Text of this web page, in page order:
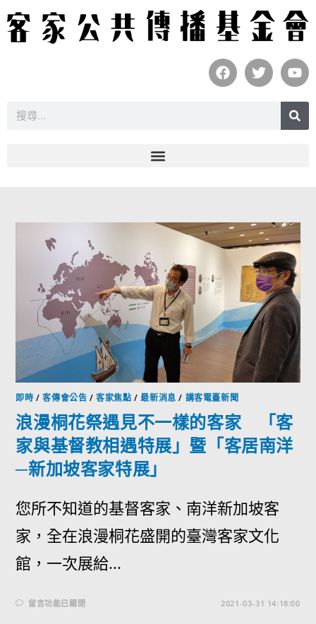
即時 /客傳會公告 /客家焦點 /最新消息 / 講客電臺新聞
浪漫桐花祭遇見不一樣的客家 「客
家與基督教相遇特展」暨「客居南洋
─新加坡客家特展」
您所不知道的基督客家、南洋新加坡客
家，全在浪漫桐花盛開的臺灣客家文化
館，一次展給...
留言功能已關閉 2021-03-31 14:18:00